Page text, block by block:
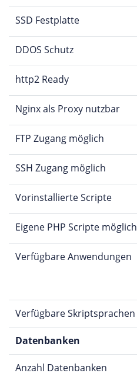
SSD Festplatte
DDOS Schutz
http2 Ready
Nginx als Proxy nutzbar
FTP Zugang möglich
SSH Zugang möglich
Vorinstallierte Scripte
Eigene PHP Scripte möglich
Verfügbare Anwendungen
Verfügbare Skriptsprachen
Datenbanken
Anzahl Datenbanken